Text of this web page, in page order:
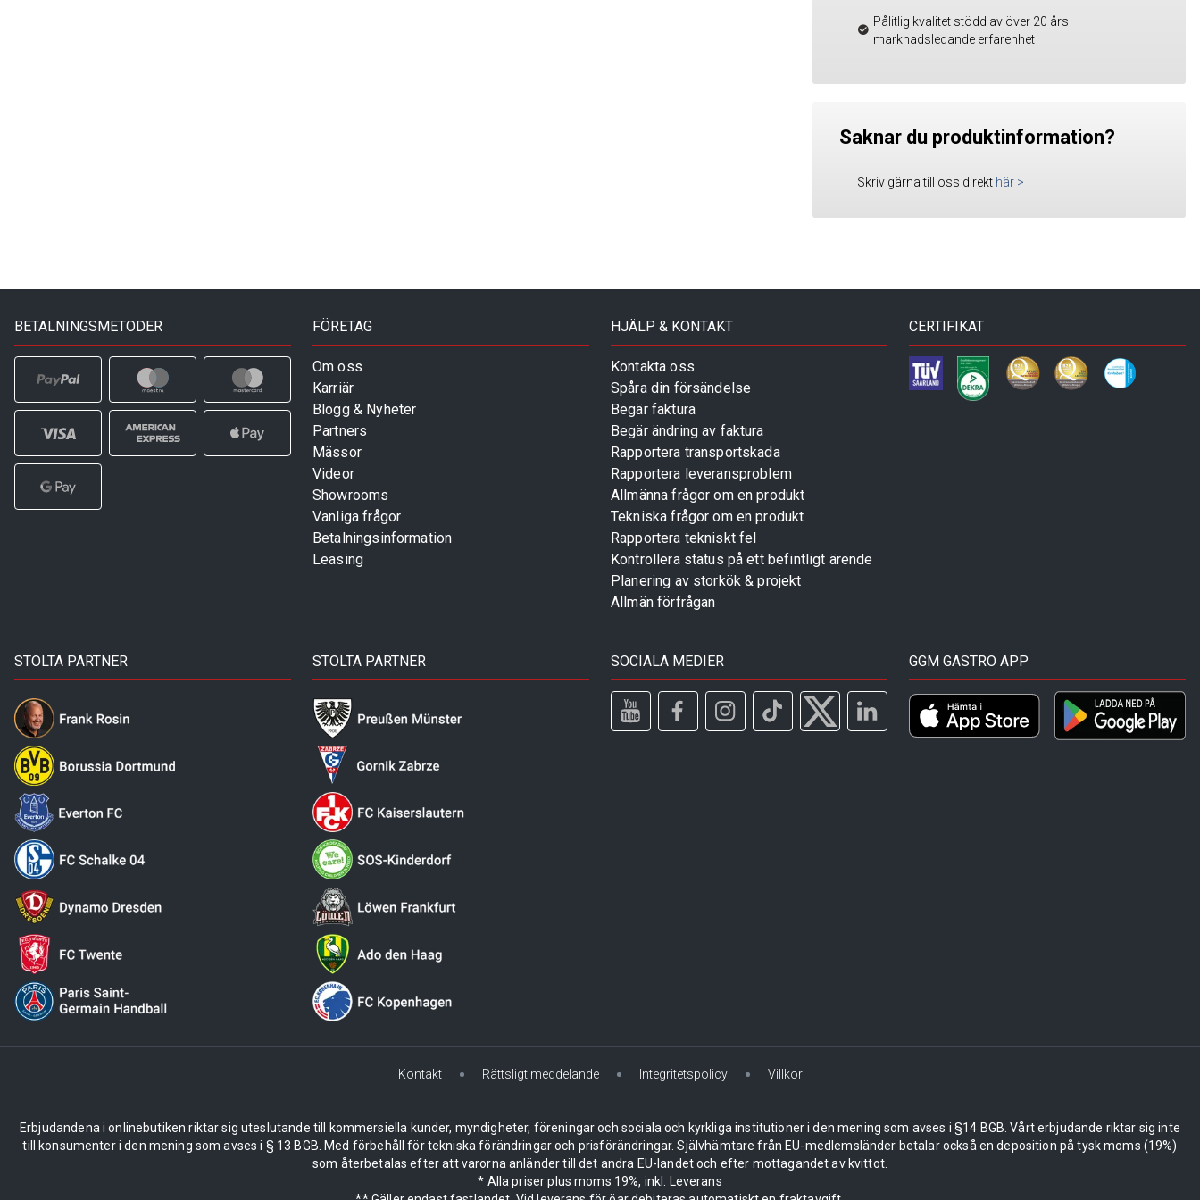
Pålitlig kvalitet stödd av över 20 års
marknadsledande erfarenhet
Saknar du produktinformation?
Skriv gärna till oss direkt här >
BETALNINGSMETODER FÖRETAG
Om oss
Karriär
Blogg & Nyheter
Partners
Mässor
Videor
Showrooms
Vanliga frågor
Betalningsinformation
Leasing
HJÄLP & KONTAKT
Kontakta oss
Spåra din försändelse
Begär faktura
Begär ändring av faktura
Rapportera transportskada
Rapportera leveransproblem
Allmänna frågor om en produkt
Tekniska frågor om en produkt
Rapportera tekniskt fel
Kontrollera status på ett befintligt ärende
Planering av storkök & projekt
Allmän förfrågan
CERTIFIKAT
STOLTA PARTNER STOLTA PARTNER SOCIALA MEDIER GGM GASTRO APP
Kontakt Rättsligt meddelande Integritetspolicy Villkor
Erbjudandena i onlinebutiken riktar sig uteslutande till kommersiella kunder, myndigheter, föreningar och sociala och kyrkliga institutioner i den mening som avses i §14 BGB. Vårt erbjudande riktar sig inte
till konsumenter i den mening som avses i § 13 BGB. Med förbehåll för tekniska förändringar och prisförändringar. Självhämtare från EU-medlemsländer betalar också en deposition på tysk moms (19%)
som återbetalas efter att varorna anländer till det andra EU-landet och efter mottagandet av kvittot.
* Alla priser plus moms 19%, inkl. Leverans